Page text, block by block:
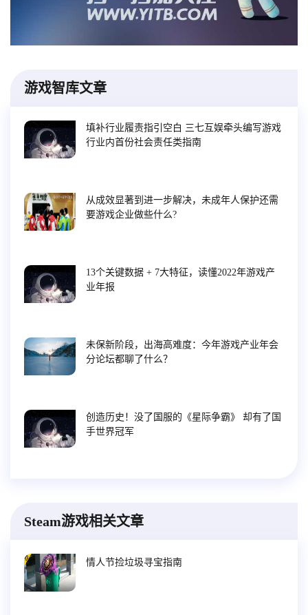
游戏智库文章
填补行业履责指引空白 三七互娱牵头编写游戏
行业内首份社会责任类指南
从成效显著到进一步解决，未成年人保护还需
要游戏企业做些什么?
13个关键数据 + 7大特征，读懂2022年游戏产
业年报
未保新阶段，出海高难度：今年游戏产业年会
分论坛都聊了什么？
创造历史！没了国服的《星际争霸》 却有了国
手世界冠军
Steam游戏相关文章
情人节捡垃圾寻宝指南